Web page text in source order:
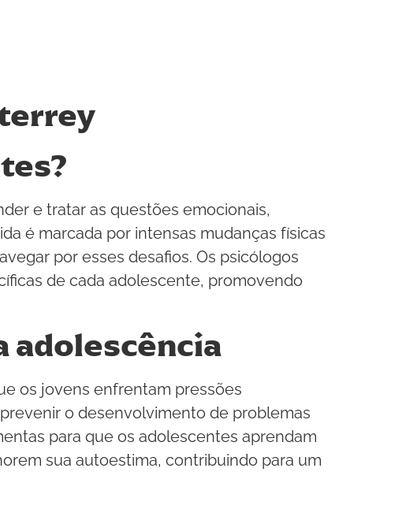
e tratar as questões emocionais,
é marcada por intensas mudanças físicas
por esses desafios. Os psicólogos
de cada adolescente, promovendo
adolescência
os jovens enfrentam pressões
o desenvolvimento de problemas
para que os adolescentes aprendam
sua autoestima, contribuindo para um